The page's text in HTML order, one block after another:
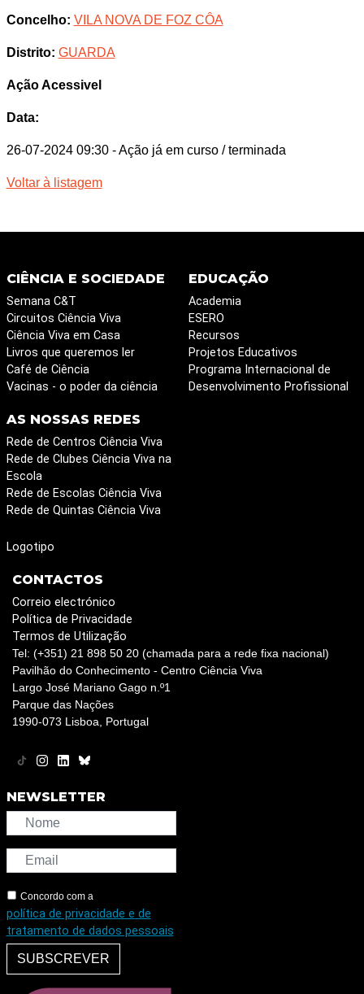
Concelho: VILA NOVA DE FOZ CÔA
Distrito: GUARDA
Ação Acessivel
Data:
26-07-2024 09:30 - Ação já em curso / terminada
Voltar à listagem
CIÊNCIA E SOCIEDADE
Semana C&T
Circuitos Ciência Viva
Ciência Viva em Casa
Livros que queremos ler
Café de Ciência
Vacinas - o poder da ciência
EDUCAÇÃO
Academia
ESERO
Recursos
Projetos Educativos
Programa Internacional de
Desenvolvimento Profissional
AS NOSSAS REDES
Rede de Centros Ciência Viva
Rede de Clubes Ciência Viva na
Escola
Rede de Escolas Ciência Viva
Rede de Quintas Ciência Viva
Logotipo
CONTACTOS
Correio electrónico
Política de Privacidade
Termos de Utilização
Tel: (+351) 21 898 50 20 (chamada para a rede fixa nacional)
Pavilhão do Conhecimento - Centro Ciência Viva
Largo José Mariano Gago n.º1
Parque das Nações
1990-073 Lisboa, Portugal
NEWSLETTER
Concordo com a
política de privacidade e de
tratamento de dados pessoais
SUBSCREVER